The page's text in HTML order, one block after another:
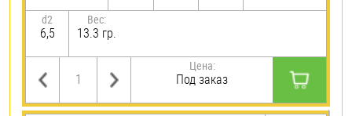
d2
6,5
Вес:
13.3 гр.
Цена:
Под заказ